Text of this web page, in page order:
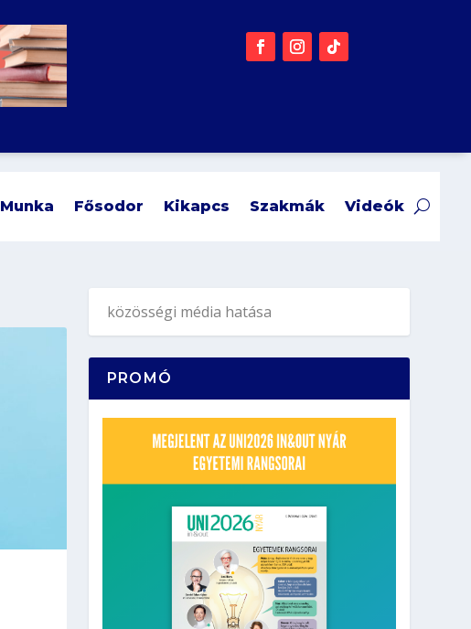
Munka Fősodor Kikapcs Szakmák Videók
PROMÓ